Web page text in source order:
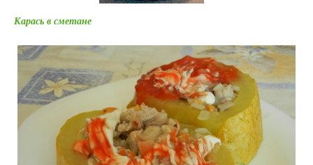
Карась в сметане